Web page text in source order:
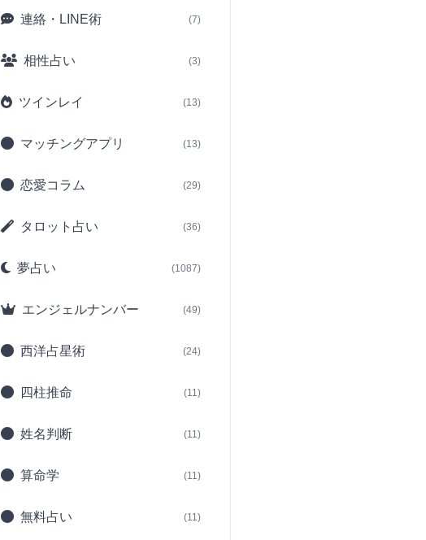
連絡・LINE術 (7)
相性占い (3)
ツインレイ (13)
マッチングアプリ (13)
恋愛コラム (29)
タロット占い (36)
夢占い (1087)
エンジェルナンバー (49)
西洋占星術 (24)
四柱推命 (11)
姓名判断 (11)
算命学 (11)
無料占い (11)